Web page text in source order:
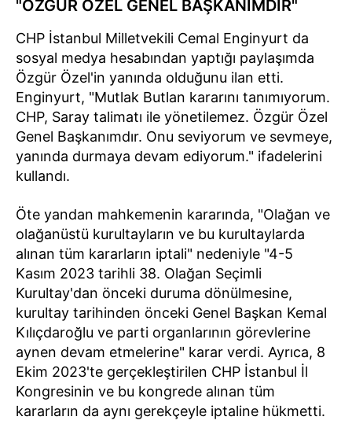
"ÖZGÜR ÖZEL GENEL BAŞKANIMDIR"
CHP İstanbul Milletvekili Cemal Enginyurt da
sosyal medya hesabından yaptığı paylaşımda
Özgür Özel'in yanında olduğunu ilan etti.
Enginyurt, "Mutlak Butlan kararını tanımıyorum.
CHP, Saray talimatı ile yönetilemez. Özgür Özel
Genel Başkanımdır. Onu seviyorum ve sevmeye,
yanında durmaya devam ediyorum." ifadelerini
kullandı.
Öte yandan mahkemenin kararında, "Olağan ve
olağanüstü kurultayların ve bu kurultaylarda
alınan tüm kararların iptali" nedeniyle "4-5
Kasım 2023 tarihli 38. Olağan Seçimli
Kurultay'dan önceki duruma dönülmesine,
kurultay tarihinden önceki Genel Başkan Kemal
Kılıçdaroğlu ve parti organlarının görevlerine
aynen devam etmelerine" karar verdi. Ayrıca, 8
Ekim 2023'te gerçekleştirilen CHP İstanbul İl
Kongresinin ve bu kongrede alınan tüm
kararların da aynı gerekçeyle iptaline hükmetti.